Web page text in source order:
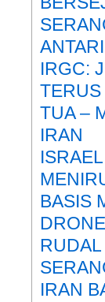
IRGC:
TERUS
TUA –
IRAN
BASIS
IRAN